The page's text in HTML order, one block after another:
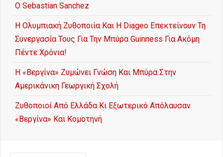
Ο Sebastian Sanchez
Η Ολυμπιακή Ζυθοποιία Και Η Diageo Επεκτείνουν Τη
Συνεργασία Τους Για Την Μπύρα Guinness Για Ακόμη
Πέντε Χρόνια!
Η «Βεργίνα» Ζυμώνει Γνώση Και Μπύρα Στην
Αμερικάνικη Γεωργική Σχολή
Ζυθοποιοί Από Ελλάδα Κι Εξωτερικό Απόλαυσαν
«Βεργίνα» Και Κομοτηνή